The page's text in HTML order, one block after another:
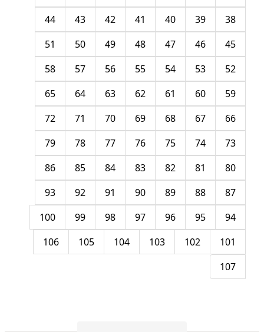
38
39
40
41
42
43
44
45
46
47
48
49
50
51
52
53
54
55
56
57
58
59
60
61
62
63
64
65
66
67
68
69
70
71
72
73
74
75
76
77
78
79
80
81
82
83
84
85
86
87
88
89
90
91
92
93
94
95
96
97
98
99
100
101
102
103
104
105
106
107